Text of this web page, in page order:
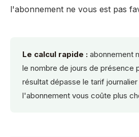
l'abonnement ne vous est pas
Le calcul rapide : abonnement
le nombre de jours de présence
résultat dépasse le tarif
l'abonnement vous coûte plus